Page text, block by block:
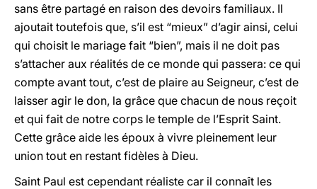
sans être partagé en raison des devoirs familiaux. Il
ajoutait toutefois que, s’il est “mieux” d’agir ainsi, celui
qui choisit le mariage fait “bien”, mais il ne doit pas
s’attacher aux réalités de ce monde qui passera: ce qui
compte avant tout, c’est de plaire au Seigneur, c’est de
laisser agir le don, la grâce que chacun de nous reçoit
et qui fait de notre corps le temple de l’Esprit Saint.
Cette grâce aide les époux à vivre pleinement leur
union tout en restant fidèles à Dieu.
Saint Paul est cependant réaliste car il connaît les